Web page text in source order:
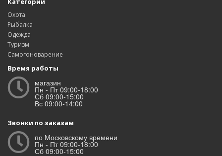
Охота
Рыбалка
Одежда
Туризм
Самогоноварение
Время работы
магазин
Пн - Пт 09:00-18:00
Сб 09:00-15:00
Вс 09:00-14:00
Звонки по заказам
по Московскому времени
Пн - Пт 09:00-18:00
Сб 09:00-15:00